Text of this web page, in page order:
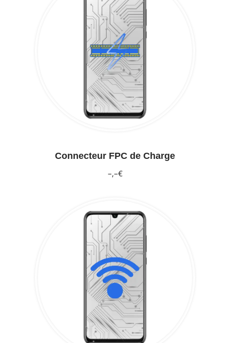
Connecteur FPC de Charge
–,–€